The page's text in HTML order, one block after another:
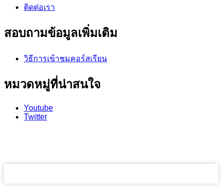
ติดต่อเรา
สอบถามข้อมูลเพิ่มเติม
วิธีการเข้าชมคอร์สเรียน
หมวดหมู่ที่น่าสนใจ
Youtube
Twitter